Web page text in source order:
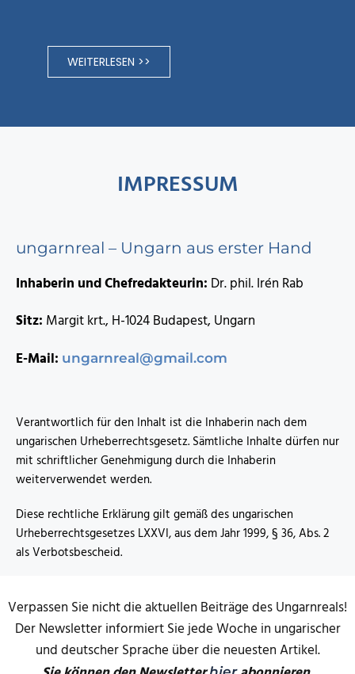
WEITERLESEN >>
IMPRESSUM
ungarnreal – Ungarn aus erster Hand
Inhaberin und Chefredakteurin: Dr. phil. Irén Rab
Sitz: Margit krt., H-1024 Budapest, Ungarn
E-Mail: ungarnreal@gmail.com
Verantwortlich für den Inhalt ist die Inhaberin nach dem
ungarischen Urheberrechtsgesetz. Sämtliche Inhalte dürfen nur
mit schriftlicher Genehmigung durch die Inhaberin
weiterverwendet werden.
Diese rechtliche Erklärung gilt gemäß des ungarischen
Urheberrechtsgesetzes LXXVI, aus dem Jahr 1999, § 36, Abs. 2
als Verbotsbescheid.
Verpassen Sie nicht die aktuellen Beiträge des Ungarnreals!
Der Newsletter informiert Sie jede Woche in ungarischer
und deutscher Sprache über die neuesten Artikel.